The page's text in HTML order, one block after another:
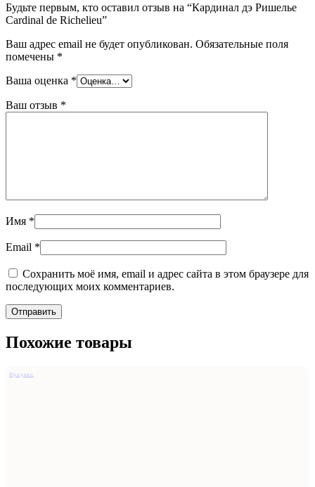
Будьте первым, кто оставил отзыв на “Кардинал дэ Ришелье
Cardinal de Richelieu”
Ваш адрес email не будет опубликован. Обязательные поля
помечены *
Ваша оценка *
Ваш отзыв *
Имя *
Email *
Сохранить моё имя, email и адрес сайта в этом браузере для
последующих моих комментариев.
Похожие товары
Продано